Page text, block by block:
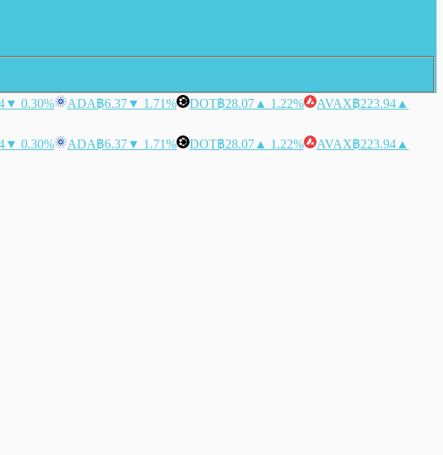
▼ 0.30% ADA฿6.37▼ 1.71% DOT฿28.07 ▲ 1.22% AVAX฿223.94 ▲
▼ 0.30% ADA฿6.37▼ 1.71% DOT฿28.07 ▲ 1.22% AVAX฿223.94 ▲